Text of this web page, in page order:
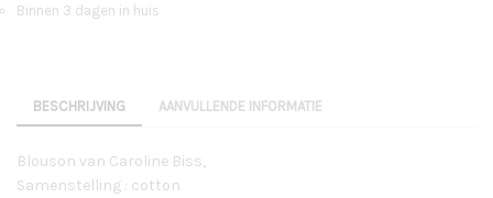
Binnen 3 dagen in huis
BESCHRIJVING AANVULLENDE INFORMATIE
Blouson van Caroline Biss,
Samenstelling : cotton